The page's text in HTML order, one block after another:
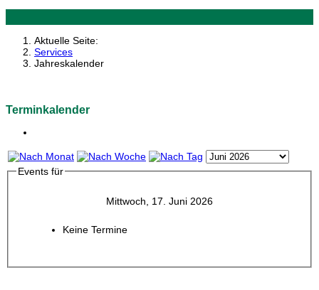
Aktuelle Seite:
Services
Jahreskalender
Terminkalender
Events für
Mittwoch, 17. Juni 2026
Keine Termine